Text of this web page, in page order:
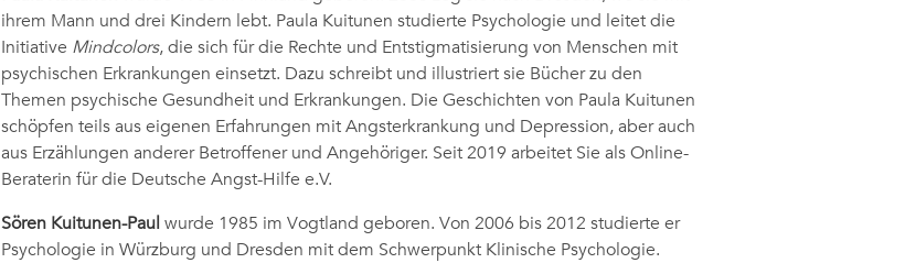
ihrem Mann und drei Kindern lebt. Paula Kuitunen studierte Psychologie und leitet die
Initiative Mindcolors, die sich für die Rechte und Entstigmatisierung von Menschen mit
psychischen Erkrankungen einsetzt. Dazu schreibt und illustriert sie Bücher zu den
Themen psychische Gesundheit und Erkrankungen. Die Geschichten von Paula Kuitunen
schöpfen teils aus eigenen Erfahrungen mit Angsterkrankung und Depression, aber auch
aus Erzählungen anderer Betroffener und Angehöriger. Seit 2019 arbeitet Sie als Online-
Beraterin für die Deutsche Angst-Hilfe e.V.
Sören Kuitunen-Paul wurde 1985 im Vogtland geboren. Von 2006 bis 2012 studierte er
Psychologie in Würzburg und Dresden mit dem Schwerpunkt Klinische Psychologie.